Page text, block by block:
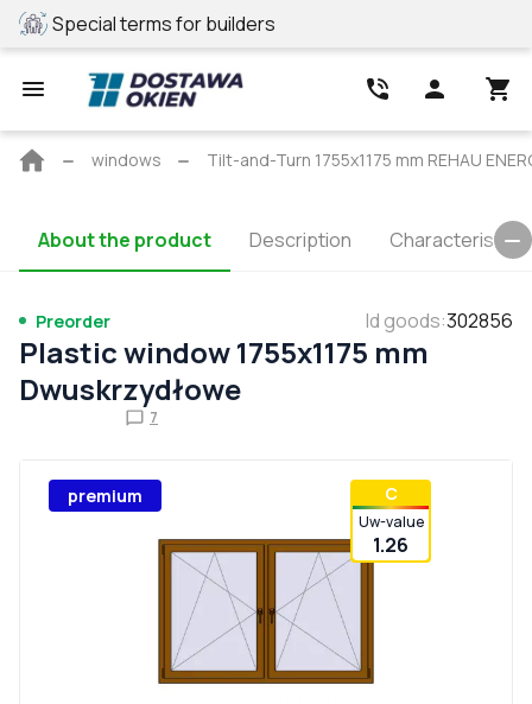
Special terms for builders
Main
windows Tilt-and-Turn 1755x1175 mm REHAU
About the product Description Characteristics
Preorder Id goods:302856
Plastic window 1755x1175 mm
Dwuskrzydłowe
7
premium С
Uw-value
1.26